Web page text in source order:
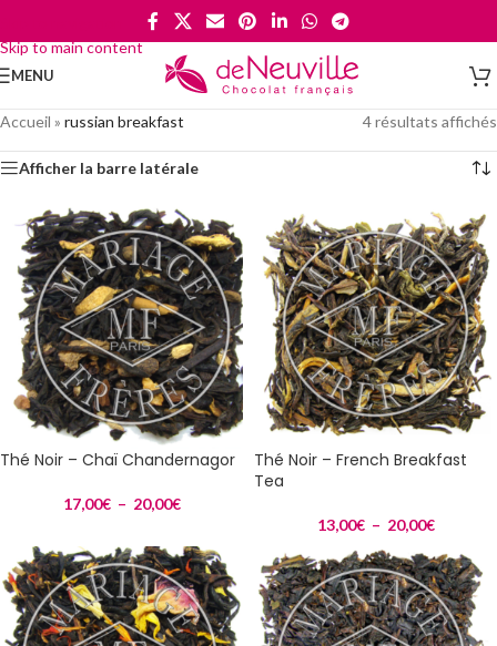
Skip to main content
MENU
Accueil » russian breakfast 4 résultats affichés
Afficher la barre latérale
Thé Noir – Chaï Chandernagor
17,00€ – 20,00€
Thé Noir – French Breakfast
Tea
13,00€ – 20,00€